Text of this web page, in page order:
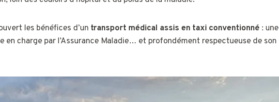
les bénéfices d’un transport médical assis en taxi conventionné : une
en charge par l’Assurance Maladie… et profondément respectueuse de son